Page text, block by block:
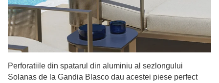
Perforatiile din spatarul din aluminiu al sezlongului
Solanas de la Gandia Blasco dau acestei piese perfect